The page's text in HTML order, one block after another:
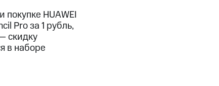
HUAWEI
Pro за 1 рубль,
скидку
в наборе